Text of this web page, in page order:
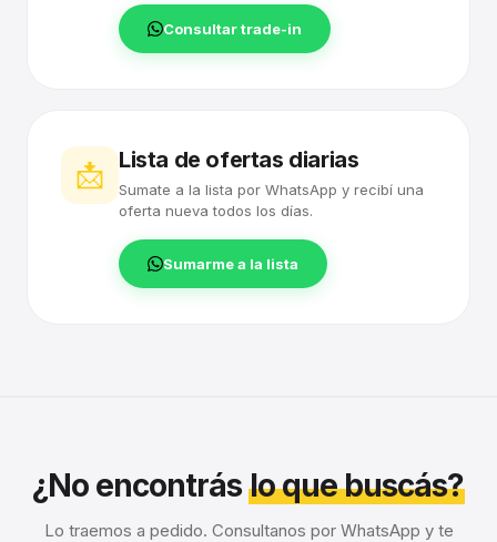
Consultar trade-in
📩 Lista de ofertas diarias
Sumate a la lista por WhatsApp y recibí una
oferta nueva todos los días.
Sumarme a la lista
¿No encontráslo que buscás?
Lo traemos a pedido. Consultanos por WhatsApp y te